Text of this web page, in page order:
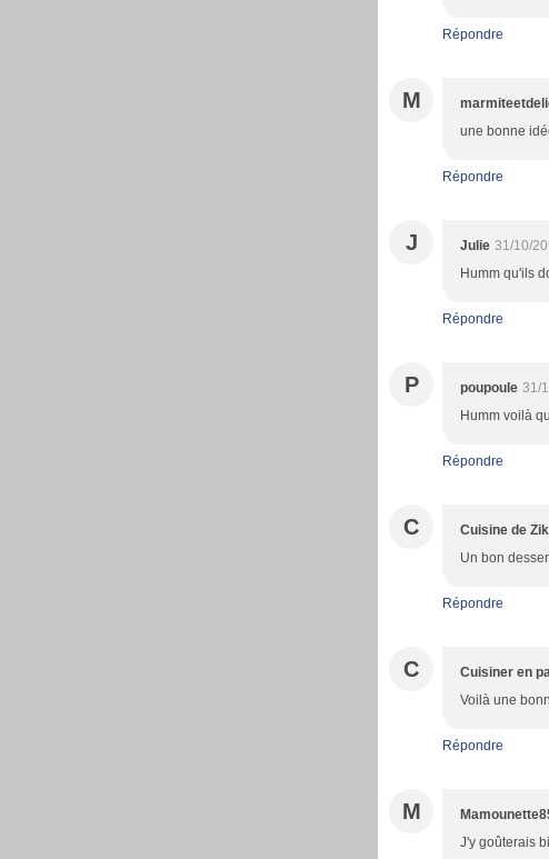
Répondre
M
une bonne
Répondre
J Julie 31/10/
Humm qu'ils
Répondre
P poupoule 31/
Humm voilà
Répondre
C Cuisine de
Un bon
Répondre
C Cuisiner en
Voilà une
Répondre
M
J'y goûterais